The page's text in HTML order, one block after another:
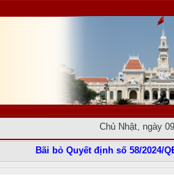
Chủ Nhật, ngày
Bãi bỏ Quyết định số 58/2024/QĐ-